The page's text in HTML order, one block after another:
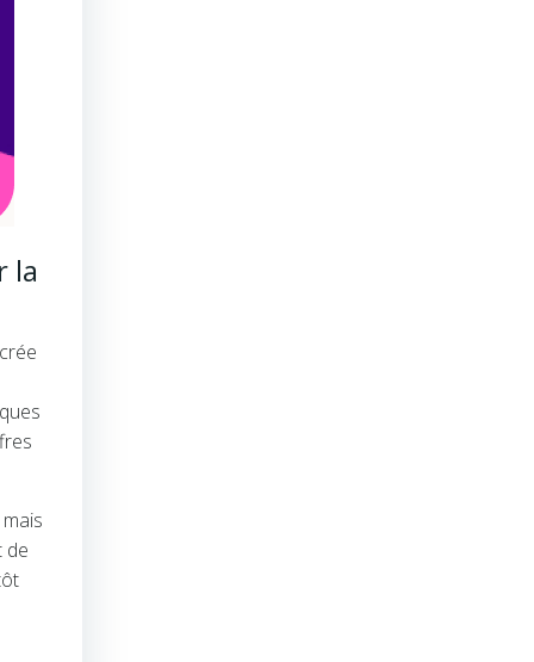
la
de